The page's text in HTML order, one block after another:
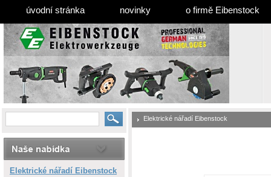
úvodní stránka novinky o firmě Eibenstock
Elektrické nářadí Eibenstock
Elektrické nářadí Eibenstock